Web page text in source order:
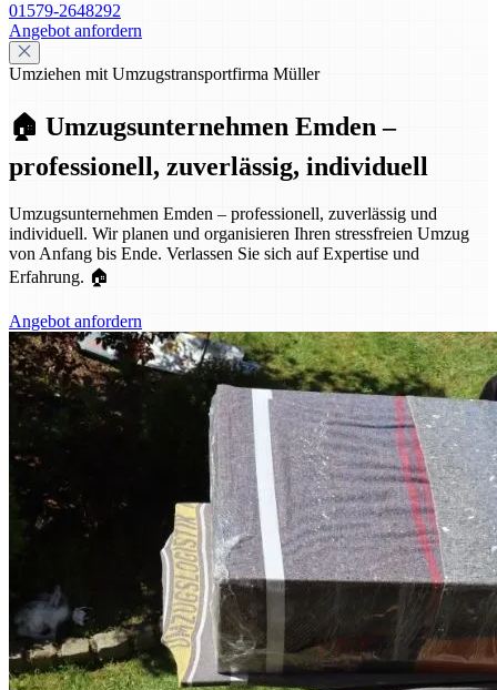
01579-2648292
Angebot anfordern
Umziehen mit Umzugstransportfirma Müller
🏠 Umzugsunternehmen Emden –
professionell, zuverlässig, individuell
Umzugsunternehmen Emden – professionell, zuverlässig und
individuell. Wir planen und organisieren Ihren stressfreien Umzug
von Anfang bis Ende. Verlassen Sie sich auf Expertise und
Erfahrung. 🏠
Angebot anfordern